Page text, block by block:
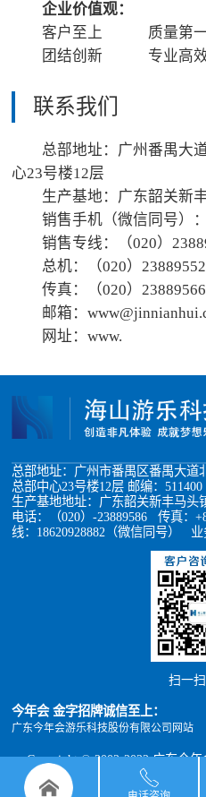
企业价值观：
客户至上 质量第
团结创新 专业高
联系我们
总部地址：广州番禺大
心23号楼12层
生产基地：广东韶关新
销售手机（微信同号）
销售专线：（020）
总机：（020）23889552
传真：（020）23889566
邮箱：
网址：www.
总部地址：广州市番禺区番禺大道
总部中心23号楼12层 邮编：511400
生产基地地址：广东韶关新丰马头
电话：（020）-23889586 传真：
线：18620928882（微信同号）
扫一
今年会 金字招牌诚信至上：
广东今年会游乐科技股份有限公司网站
Copyright © 2002-2022 广东今
网安备 44011302000493号